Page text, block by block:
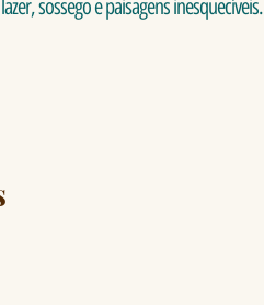
sossego e paisagens inesquecíveis.